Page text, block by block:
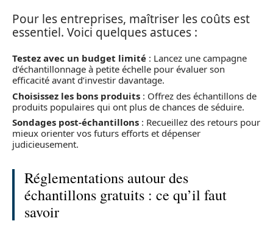
Pour les entreprises, maîtriser les coûts est
essentiel. Voici quelques astuces :
Testez avec un budget limité : Lancez une campagne
d’échantillonnage à petite échelle pour évaluer son
efficacité avant d’investir davantage.
Choisissez les bons produits : Offrez des échantillons de
produits populaires qui ont plus de chances de séduire.
Sondages post-échantillons : Recueillez des retours pour
mieux orienter vos futurs efforts et dépenser
judicieusement.
Réglementations autour des
échantillons gratuits : ce qu’il faut
savoir